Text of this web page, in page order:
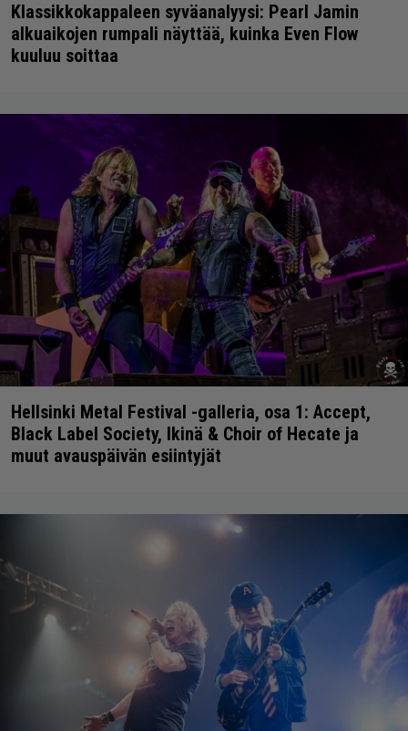
Klassikkokappaleen syväanalyysi: Pearl Jamin
alkuaikojen rumpali näyttää, kuinka Even Flow
kuuluu soittaa
Hellsinki Metal Festival -galleria, osa 1: Accept,
Black Label Society, Ikinä & Choir of Hecate ja
muut avauspäivän esiintyjät